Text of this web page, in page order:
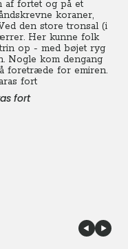
af fortet og på et
koraner,
den store tronsal (i
Her kunne folk
op - med bøjet ryg
Nogle kom dengang
foretræde for emiren.
fort